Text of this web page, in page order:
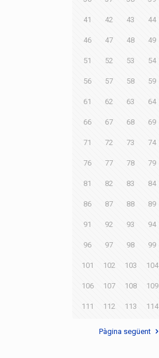
41 42 43 44
46 47 48 49
51 52 53 54
56 57 58 59
61 62 63 64
66 67 68 69
71 72 73 74
76 77 78 79
81 82 83 84
86 87 88 89
91 92 93 94
96 97 98 99
101 102 103 104
106 107 108 109
111 112 113 114
Pàgina següent